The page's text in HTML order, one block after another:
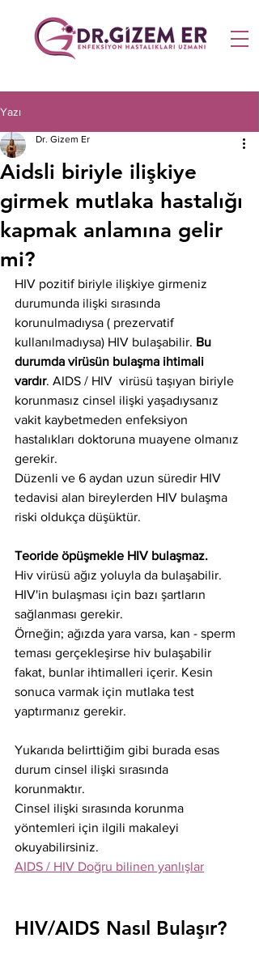
Yazı
Aidsli biriyle ilişkiye
girmek mutlaka hastalığı
kapmak anlamına gelir
mi?
Dr. Gizem Er
HIV pozitif biriyle ilişkiye girmeniz
durumunda ilişki sırasında
korunulmadıysa ( prezervatif
kullanılmadıysa) HIV bulaşabilir. Bu
durumda virüsün bulaşma ihtimali
vardır. AIDS / HIV  virüsü taşıyan biriyle
korunmasız cinsel ilişki yaşadıysanız
vakit kaybetmeden enfeksiyon
hastalıkları doktoruna muayene olmanız
gerekir.
Düzenli ve 6 aydan uzun süredir HIV
tedavisi alan bireylerden HIV bulaşma
riski oldukça düşüktür.
Teoride öpüşmekle HIV bulaşmaz.
Hiv virüsü ağız yoluyla da bulaşabilir.
HIV'in bulaşması için bazı şartların
sağlanması gerekir.
Örneğin; ağızda yara varsa, kan - sperm
teması gerçekleşirse hiv bulaşabilir
fakat, bunlar ihtimalleri içerir. Kesin
sonuca varmak için mutlaka test
yaptırmanız gerekir.
Yukarıda belirttiğim gibi burada esas
durum cinsel ilişki sırasında
korunmaktır.
Cinsel ilişki sırasında korunma
yöntemleri için ilgili makaleyi
okuyabilirsiniz.
AIDS / HIV Doğru bilinen yanlışlar
HIV/AIDS Nasıl Bulaşır?